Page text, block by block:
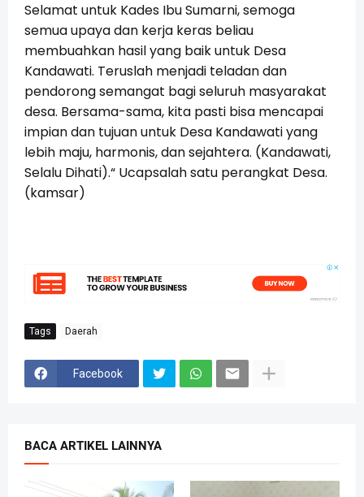
Selamat untuk Kades Ibu Sumarni, semoga
semua upaya dan kerja keras beliau
membuahkan hasil yang baik untuk Desa
Kandawati. Teruslah menjadi teladan dan
pendorong semangat bagi seluruh masyarakat
desa. Bersama-sama, kita pasti bisa mencapai
impian dan tujuan untuk Desa Kandawati yang
lebih maju, harmonis, dan sejahtera. (Kandawati,
Selalu Dihati).“ Ucapsalah satu perangkat Desa.
(kamsar)
Tags Daerah
Facebook
BACA ARTIKEL LAINNYA